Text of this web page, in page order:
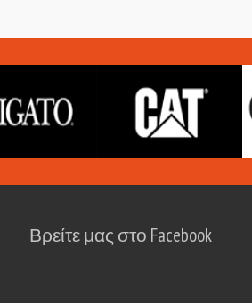
Βρείτε μας στο Facebook